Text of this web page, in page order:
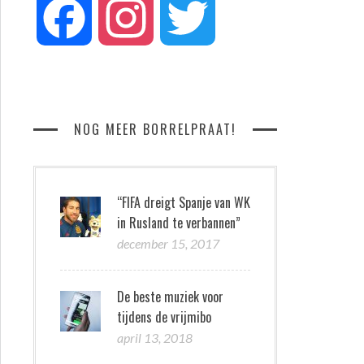
Facebook Instagram
NOG MEER BORRELPRAAT!
“FIFA dreigt Spanje van WK
in Rusland te verbannen”
december 15, 2017
De beste muziek voor
tijdens de vrijmibo
april 13, 2018